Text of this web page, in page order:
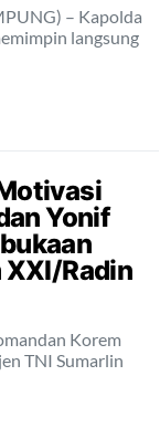
– Kapolda
langsung
Yonif
XXI/Radin
Korem
TNI Sumarlin